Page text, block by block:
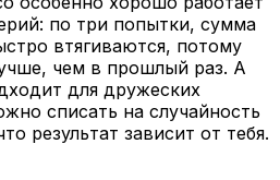
по три попытки, сумма
втягиваются, потому
чем в прошлый раз. А
для дружеских
списать на случайность
результат зависит от тебя.